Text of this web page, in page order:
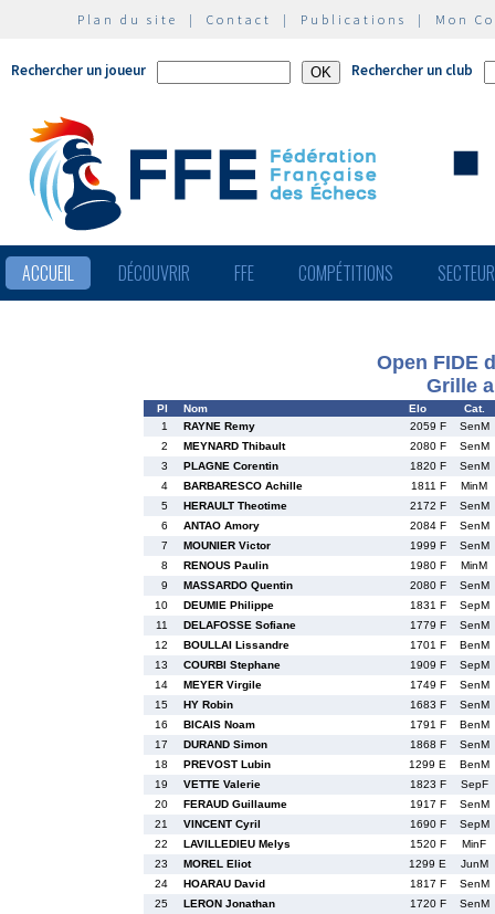
Plan du site | Contact | Publications | Mon
Rechercher un joueur Rechercher un club
ACCUEIL DÉCOUVRIR FFE COMPÉTITIONS
Open FIDE
Grille
Pl Nom Elo
Cat.
1
RAYNE Remy 2059 F
SenM
2
MEYNARD Thibault 2080 F
SenM
3
PLAGNE Corentin 1820 F
SenM
4
BARBARESCO Achille 1811 F
MinM
5
HERAULT Theotime 2172 F
SenM
6
ANTAO Amory 2084 F
SenM
7
MOUNIER Victor 1999 F
SenM
8
RENOUS Paulin 1980 F
MinM
9
MASSARDO Quentin 2080 F
SenM
10
DEUMIE Philippe 1831 F
SepM
11
DELAFOSSE Sofiane 1779 F
SenM
12
BOULLAI Lissandre 1701 F
BenM
13
COURBI Stephane 1909 F
SepM
14
MEYER Virgile 1749 F
SenM
15
HY Robin 1683 F
SenM
16
BICAIS Noam 1791 F
BenM
17
DURAND Simon 1868 F
SenM
18
PREVOST Lubin 1299 E
BenM
19
VETTE Valerie 1823 F
SepF
20
FERAUD Guillaume 1917 F
SenM
21
VINCENT Cyril 1690 F
SepM
22
LAVILLEDIEU Melys 1520 F
MinF
23
MOREL Eliot 1299 E
JunM
24
HOARAU David 1817 F
SenM
25
LERON Jonathan 1720 F
SenM